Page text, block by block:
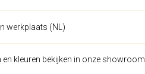
werkplaats (NL)
kleuren bekijken in onze showroom